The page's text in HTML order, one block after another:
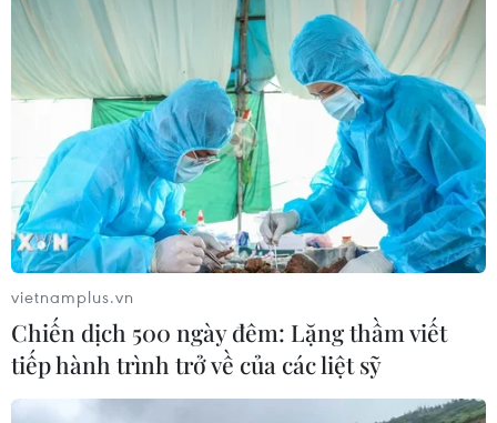
vietnamplus.vn
Chiến dịch 500 ngày đêm: Lặng thầm viết
tiếp hành trình trở về của các liệt sỹ